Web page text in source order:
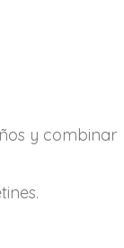
y combinar